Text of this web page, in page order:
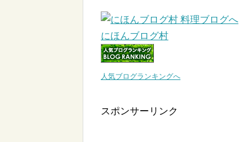
にほんブログ村
人気ブログランキングへ
スポンサーリンク